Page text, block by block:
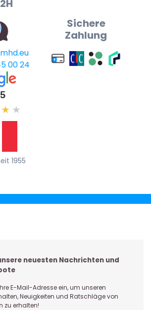
00 24
Sichere
Zahlung
★ ★
1955
neuesten Nachrichten und
E-Mail-Adresse ein, um unseren
Neuigkeiten und Ratschläge von
zu erhalten!